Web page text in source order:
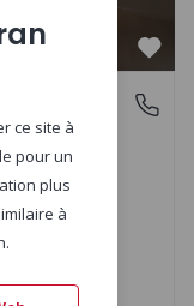
ce site à
pour un
plus
à